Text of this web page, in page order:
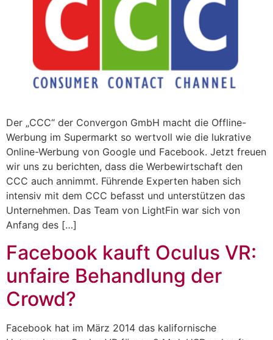
Der „CCC“ der Convergon GmbH macht die Offline-
Werbung im Supermarkt so wertvoll wie die lukrative
Online-Werbung von Google und Facebook. Jetzt freuen
wir uns zu berichten, dass die Werbewirtschaft den
CCC auch annimmt. Führende Experten haben sich
intensiv mit dem CCC befasst und unterstützen das
Unternehmen. Das Team von LightFin war sich von
Anfang des […]
Facebook kauft Oculus VR:
unfaire Behandlung der
Crowd?
Facebook hat im März 2014 das kalifornische